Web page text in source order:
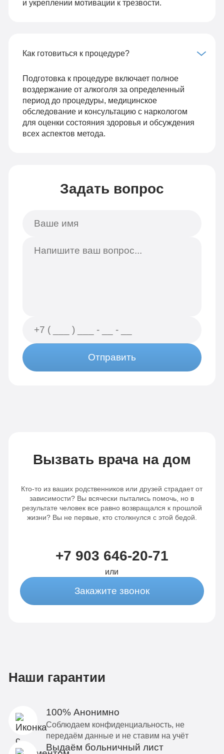
и укреплении мотивации к трезвости.
Как готовиться к процедуре?
Подготовка к процедуре включает полное
воздержание от алкоголя за определенный
период до процедуры, медицинское
обследование и консультацию с наркологом
для оценки состояния здоровья и обсуждения
всех аспектов метода.
Задать вопрос
Отправить
Вызвать врача на дом
Кто-то из ваших родственников или друзей страдает от
зависимости? Вы всячески пытались помочь, но в
результате человек все равно возвращался к прошлой
жизни? Вы не первые, кто столкнулся с этой бедой.
+7 903 646-20-71
или
Закажите звонок
Наши гарантии
100% Анонимно
Соблюдаем конфиденциальность, не
передаём данные и не ставим на учёт
Выдаём больничный лист